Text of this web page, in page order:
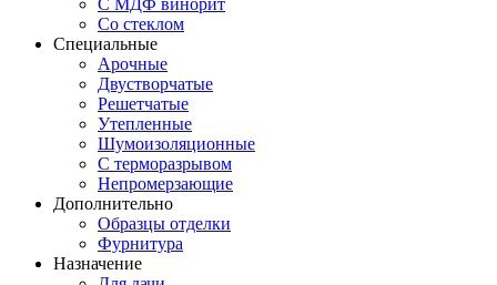
С МДФ винорит
Со стеклом
Специальные
Арочные
Двустворчатые
Решетчатые
Утепленные
Шумоизоляционные
С терморазрывом
Непромерзающие
Дополнительно
Образцы отделки
Фурнитура
Назначение